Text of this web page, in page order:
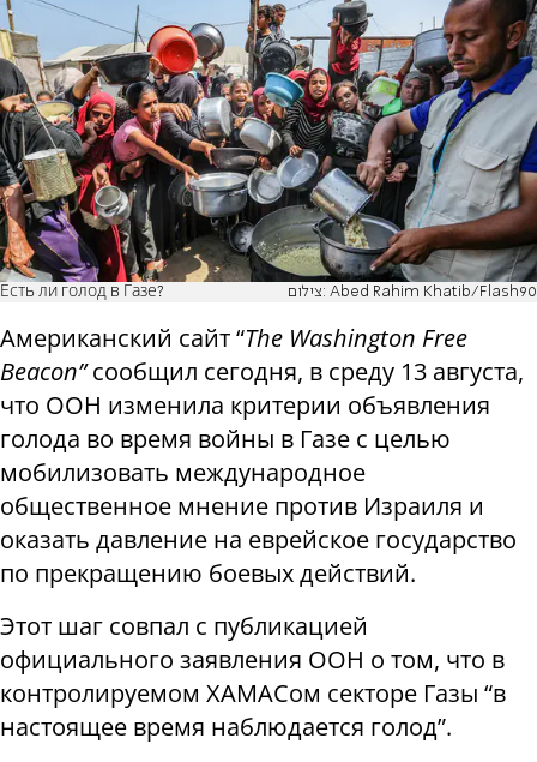
Есть ли голод в Газе? צילום: Abed Rahim Khatib/Flash90
Американский сайт “The Washington Free
Beacon”сообщил сегодня, в среду 13 августа,
что ООН изменила критерии объявления
голода во время войны в Газе с целью
мобилизовать международное
общественное мнение против Израиля и
оказать давление на еврейское государство
по прекращению боевых действий.
Этот шаг совпал с публикацией
официального заявления ООН о том, что в
контролируемом ХАМАСом секторе Газы “в
настоящее время наблюдается голод”.